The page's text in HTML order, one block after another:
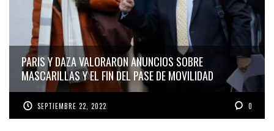
PARIS Y DAZA VALORARON ANUNCIOS SOBRE
MASCARILLAS Y EL FIN DEL PASE DE MOVILIDAD
SEPTIEMBRE 22, 2022 0